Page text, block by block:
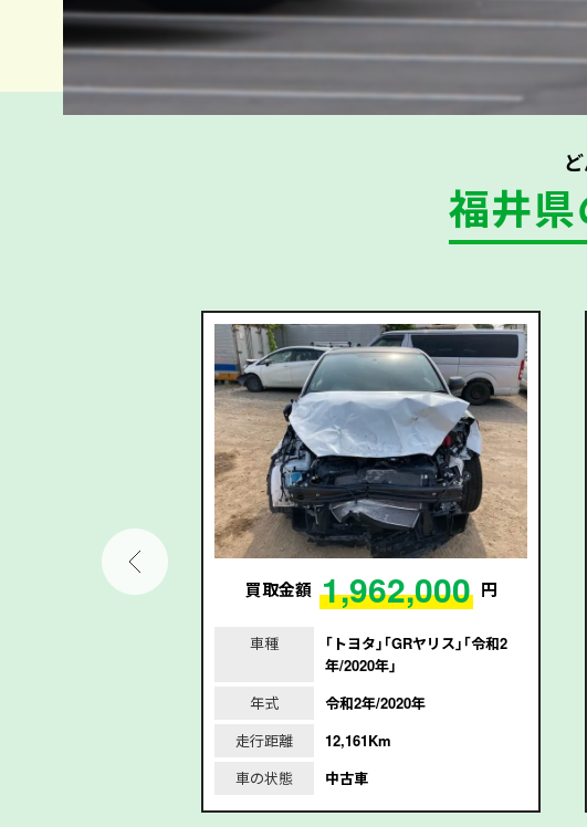
福井県
円 買取金額 1,962,000 円
車種
｢トヨタ｣｢GRヤリス｣｢令和2
年/2020年｣
年式
令和2年/2020年
走行距離
12,161Km
車の状態
中古車